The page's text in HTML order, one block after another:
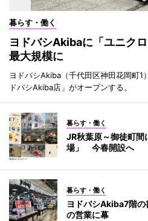
暮らす・働く
ヨドバシAkibaに「ユニク
最大規模に
ヨドバシAkiba（千代田区神田花岡町1
ドバシAkiba店」がオープンする。
暮らす・働く
JR秋葉原～御徒町間
場」 今春開設へ
暮らす・働く
ヨドバシAkiba7階
の営業に幕